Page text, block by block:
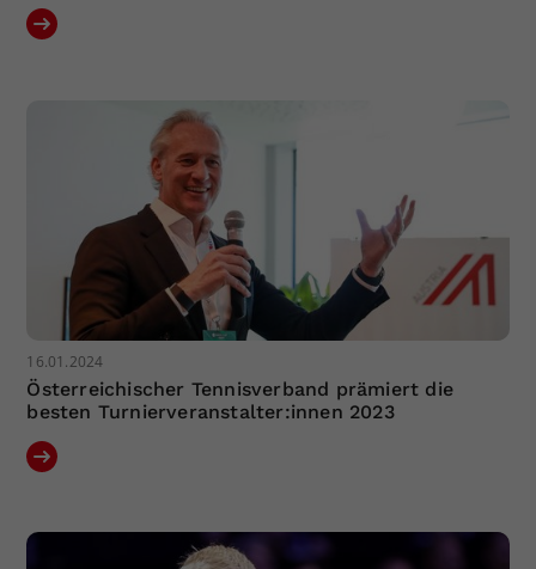
16.01.2024
Österreichischer Tennisverband prämiert die
besten Turnierveranstalter:innen 2023